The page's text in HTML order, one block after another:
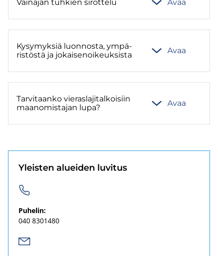
Vain­ajan tuh­kien si­rot­te­lu Avaa
Ky­sy­myk­siä luon­nos­ta, ym­pä­
ris­tös­tä ja jo­kai­se­noi­keuk­sis­ta
Avaa
Tar­vi­taan­ko vie­ras­la­ji­tal­koi­siin
maa­no­mis­ta­jan lupa?
Avaa
Yleis­ten aluei­den lu­vi­tus
Pu­he­lin:
040 8301480